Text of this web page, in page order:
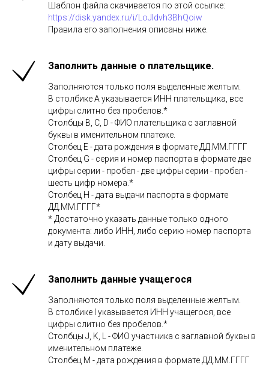
Шаблон файла скачивается по этой ссылке:
https://disk.yandex.ru/i/LoJIdvh3BhQoiw
Правила его заполнения описаны ниже.
Заполнить данные о плательщике.
Заполняются только поля выделенные желтым.
В столбике A указывается ИНН плательщика, все
цифры слитно без пробелов.*
Столбцы B, C, D - ФИО плательщика с заглавной
буквы в именительном платеже.
Столбец Е - дата рождения в формате ДД.ММ.ГГГГ
Столбец G - серия и номер паспорта в формате две
цифры серии - пробел - две цифры серии - пробел -
шесть цифр номера.*
Столбец H - дата выдачи паспорта в формате
ДД.ММ.ГГГГ*
* Достаточно указать данные только одного
документа: либо ИНН, либо серию номер паспорта
и дату выдачи.
Заполнить данные учащегося
Заполняются только поля выделенные желтым.
В столбике I указывается ИНН учащегося, все
цифры слитно без пробелов.*
Столбцы J, K, L - ФИО участника с заглавной буквы в
именительном платеже.
Столбец M - дата рождения в формате ДД.ММ.ГГГГ